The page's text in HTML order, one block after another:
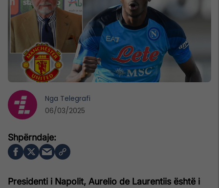
Presidenti i Napolit, Aurelio de Laurentiis është i
Nga Telegrafi
06/03/2025